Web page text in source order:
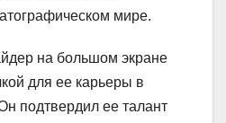
мире.
на большом экране
для ее карьеры в
подтвердил ее талант